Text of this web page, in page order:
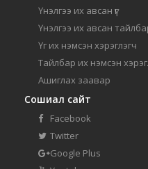
Үнэлгээ их авсан үг
Үнэлгээ их авсан
Үг их нэмсэн хэрэглэгч
Тайлбар их нэмсэн
Ашиглах заавар
Сошиал сайт
Facebook
Twitter
Google Plus